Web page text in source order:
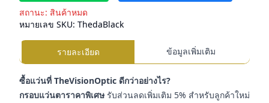
สถานะ: สินค้าหมด
หมายเลข SKU: ThedaBlack
รายละเอียด ข้อมูลเพิ่มเติม
ซื้อแว่นที่ TheVisionOptic ดีกว่าอย่างไร?
กรอบแว่นตาราคาพิเศษ รับส่วนลดเพิ่มเติม 5% สำหรับลูกค้าใหม่